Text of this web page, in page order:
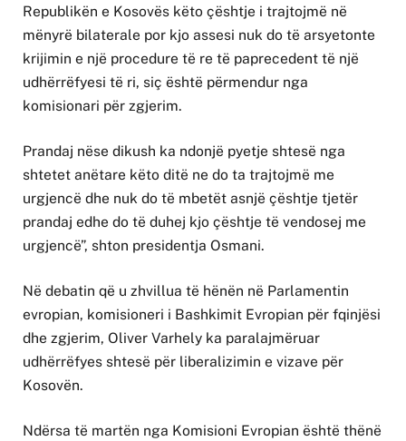
Republikën e Kosovës këto çështje i trajtojmë në
mënyrë bilaterale por kjo assesi nuk do të arsyetonte
krijimin e një procedure të re të paprecedent të një
udhërrëfyesi të ri, siç është përmendur nga
komisionari për zgjerim.
Prandaj nëse dikush ka ndonjë pyetje shtesë nga
shtetet anëtare këto ditë ne do ta trajtojmë me
urgjencë dhe nuk do të mbetët asnjë çështje tjetër
prandaj edhe do të duhej kjo çështje të vendosej me
urgjencë”, shton presidentja Osmani.
Në debatin që u zhvillua të hënën në Parlamentin
evropian, komisioneri i Bashkimit Evropian për fqinjësi
dhe zgjerim, Oliver Varhely ka paralajmëruar
udhërrëfyes shtesë për liberalizimin e vizave për
Kosovën.
Ndërsa të martën nga Komisioni Evropian është thënë